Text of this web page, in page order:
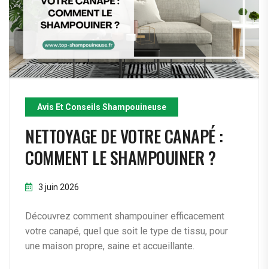
Avis Et Conseils Shampouineuse
NETTOYAGE DE VOTRE CANAPÉ :
COMMENT LE SHAMPOUINER ?
3 juin 2026
Découvrez comment shampouiner efficacement
votre canapé, quel que soit le type de tissu, pour
une maison propre, saine et accueillante.